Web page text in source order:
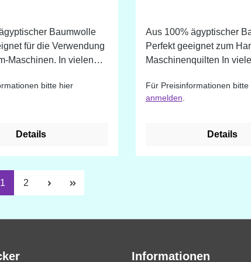
Baumwolle
für die Verwendung
In vielen
Bildschirmen ist eine
bitte hier
Details
Aus 100% ägyptischer
Perfekt geeignet zum
Maschinenquilten In vielen
Farben die nicht im Shop
sind, können wir auf
unterschiedliche
Farbabweichung
Für Preisinformationen bitte
anmelden
Details
Seite
1 Seite
2
Informationen